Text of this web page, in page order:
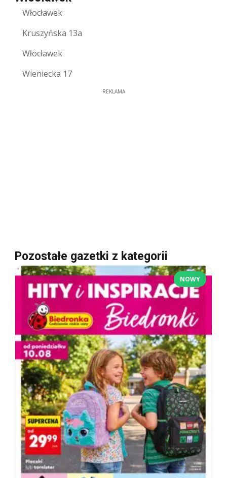
Włocławek
Kruszyńska 13a
Włocławek
Wieniecka 17
REKLAMA
Pozostałe gazetki z kategorii
NOWY